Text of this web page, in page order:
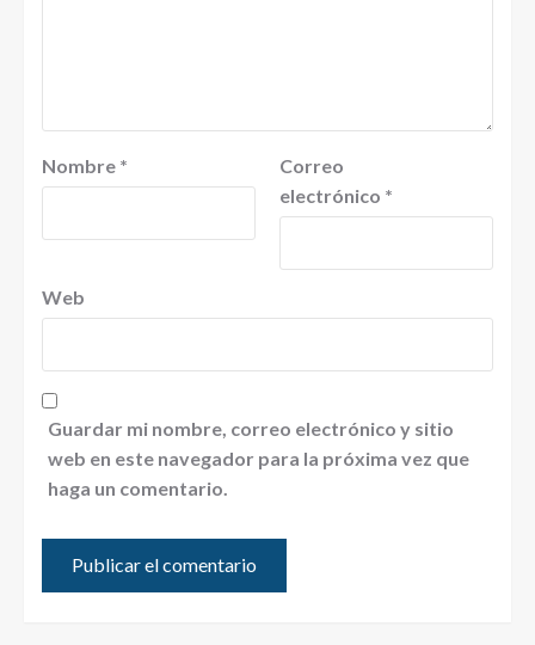
Nombre *
Correo
electrónico *
Web
Guardar mi nombre, correo electrónico y sitio
web en este navegador para la próxima vez que
haga un comentario.